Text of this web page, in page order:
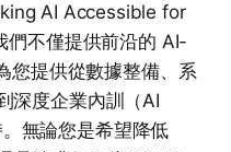
AI Accessible for
們不僅提供前沿的 AI-
您提供從數據整備、系
深度企業內訓（AI
無論您是希望降低